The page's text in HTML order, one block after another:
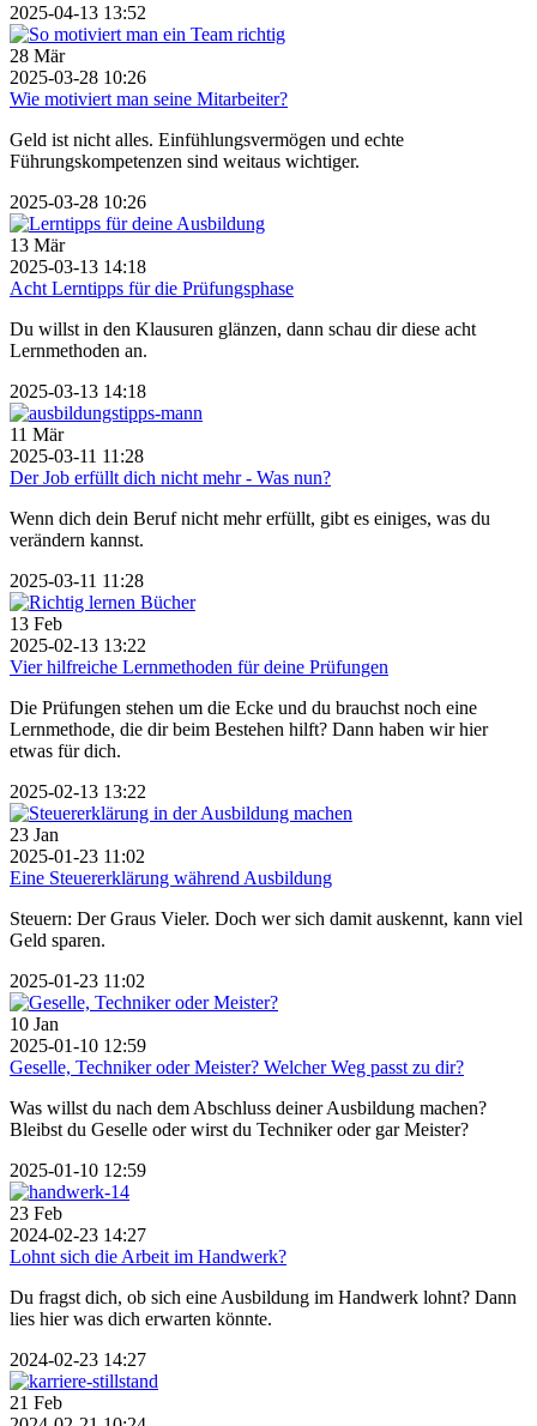
2025-04-13 13:52
28 Mär
2025-03-28 10:26
Wie motiviert man seine Mitarbeiter?
Geld ist nicht alles. Einfühlungsvermögen und echte
Führungskompetenzen sind weitaus wichtiger.
2025-03-28 10:26
13 Mär
2025-03-13 14:18
Acht Lerntipps für die Prüfungsphase
Du willst in den Klausuren glänzen, dann schau dir diese acht
Lernmethoden an.
2025-03-13 14:18
11 Mär
2025-03-11 11:28
Der Job erfüllt dich nicht mehr - Was nun?
Wenn dich dein Beruf nicht mehr erfüllt, gibt es einiges, was du
verändern kannst.
2025-03-11 11:28
13 Feb
2025-02-13 13:22
Vier hilfreiche Lernmethoden für deine Prüfungen
Die Prüfungen stehen um die Ecke und du brauchst noch eine
Lernmethode, die dir beim Bestehen hilft? Dann haben wir hier
etwas für dich.
2025-02-13 13:22
23 Jan
2025-01-23 11:02
Eine Steuererklärung während Ausbildung
Steuern: Der Graus Vieler. Doch wer sich damit auskennt, kann viel
Geld sparen.
2025-01-23 11:02
10 Jan
2025-01-10 12:59
Geselle, Techniker oder Meister? Welcher Weg passt zu dir?
Was willst du nach dem Abschluss deiner Ausbildung machen?
Bleibst du Geselle oder wirst du Techniker oder gar Meister?
2025-01-10 12:59
23 Feb
2024-02-23 14:27
Lohnt sich die Arbeit im Handwerk?
Du fragst dich, ob sich eine Ausbildung im Handwerk lohnt? Dann
lies hier was dich erwarten könnte.
2024-02-23 14:27
21 Feb